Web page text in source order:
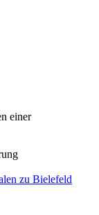
einer
zu Bielefeld